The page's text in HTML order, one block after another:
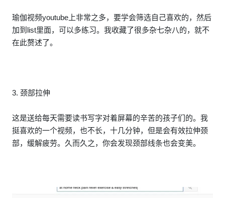
瑜伽视频youtube上非常之多，要学会筛选自己喜欢的，然后
加到list里面，可以多练习。我收藏了很多杂七杂八的，就不
在此赘述了。
3. 颈部拉伸
这是送给每天需要读书写字对着屏幕的辛苦的孩子们的。我
挺喜欢的一个视频，也不长，十几分钟，但是会有效拉伸颈
部，缓解疲劳。久而久之，你会发现颈部线条也会变美。